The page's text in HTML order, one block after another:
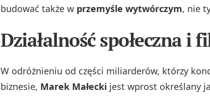
budować także w przemyśle wytwórczym, nie
Działalność społeczna i
W odróżnieniu od części miliarderów, którzy
biznesie, Marek Małecki jest wprost określany